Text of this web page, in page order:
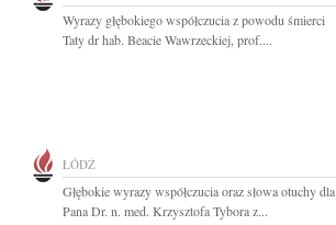
Wyrazy głębokiego współczucia z powodu śmierci
Taty dr hab. Beacie Wawrzeckiej, prof....
ŁÓDŹ
Głębokie wyrazy współczucia oraz słowa otuchy dla
Pana Dr. n. med. Krzysztofa Tybora z...